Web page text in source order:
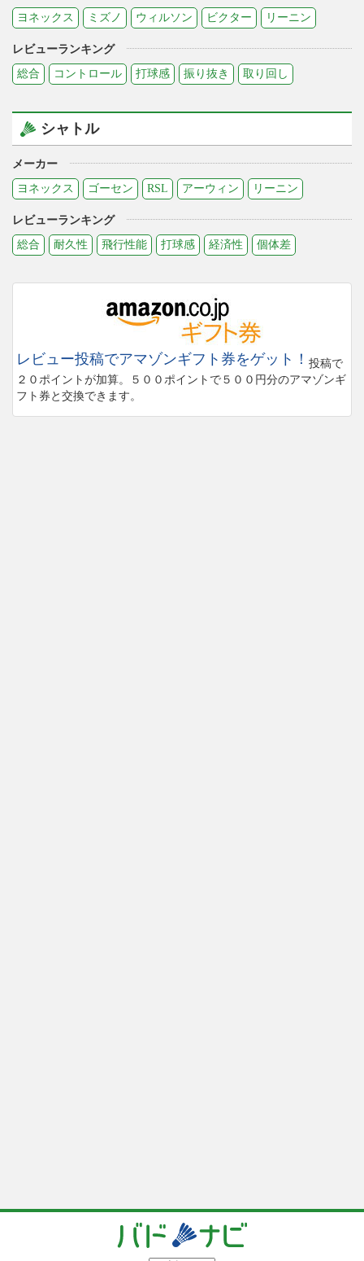
ヨネックス
ミズノ ウィルソン ビクター リーニン
レビューランキング
総合
コントロール 打球感 振り抜き 取り回し
シャトル
メーカー
ヨネックス
ゴーセン RSL アーウィン リーニン
レビューランキング
総合
耐久性 飛行性能 打球感 経済性 個体差
レビュー投稿でアマゾンギフト券をゲット！ 投稿で
２０ポイントが加算。５００ポイントで５００円分のアマゾンギ
フト券と交換できます。